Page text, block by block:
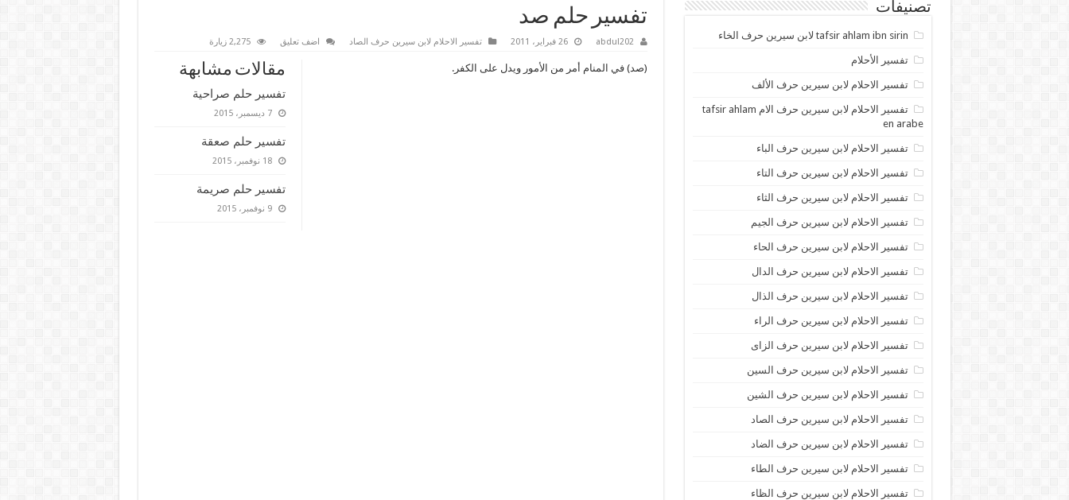
تفسير حلم صد
abdul202 26 فبراير، 2011 تفسير الاحلام لابن سيرين حرف الصاد اضف تعليق 2,275 زيارة
مقالات مشابهة
تفسير حلم صراحية
7 ديسمبر، 2015
تفسير حلم صعقة
18 نوفمبر، 2015
تفسير حلم صريمة
9 نوفمبر، 2015
(صد) في المنام أمر من الأمور ويدل على الكفر.
تصنيفات
tafsir ahlam ibn sirin لابن سيرين حرف الخاء
تفسير الأحلام
تفسير الاحلام لابن سيرين حرف الألف
تفسير الاحلام لابن سيرين حرف الام tafsir ahlam
en arabe
تفسير الاحلام لابن سيرين حرف الباء
تفسير الاحلام لابن سيرين حرف التاء
تفسير الاحلام لابن سيرين حرف الثاء
تفسير الاحلام لابن سيرين حرف الجيم
تفسير الاحلام لابن سيرين حرف الحاء
تفسير الاحلام لابن سيرين حرف الدال
تفسير الاحلام لابن سيرين حرف الذال
تفسير الاحلام لابن سيرين حرف الراء
تفسير الاحلام لابن سيرين حرف الزاى
تفسير الاحلام لابن سيرين حرف السين
تفسير الاحلام لابن سيرين حرف الشين
تفسير الاحلام لابن سيرين حرف الصاد
تفسير الاحلام لابن سيرين حرف الضاد
تفسير الاحلام لابن سيرين حرف الطاء
تفسير الاحلام لابن سيرين حرف الظاء